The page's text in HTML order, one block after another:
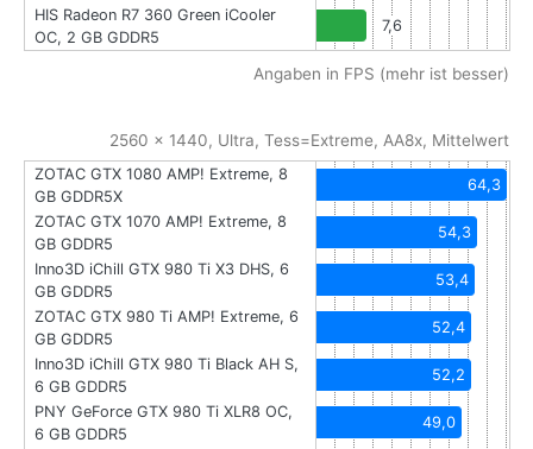
HIS Radeon R7 360 Green iCooler
OC, 2 GB GDDR5
7,6
Angaben in FPS (mehr ist besser)
2560 x 1440, Ultra, Tess=Extreme, AA8x, Mittelwert
ZOTAC GTX 1080 AMP! Extreme, 8
GB GDDR5X
64,3
ZOTAC GTX 1070 AMP! Extreme, 8
GB GDDR5
54,3
Inno3D iChill GTX 980 Ti X3 DHS, 6
GB GDDR5
53,4
ZOTAC GTX 980 Ti AMP! Extreme, 6
GB GDDR5
52,4
Inno3D iChill GTX 980 Ti Black AH S,
6 GB GDDR5
52,2
PNY GeForce GTX 980 Ti XLR8 OC,
6 GB GDDR5
49,0